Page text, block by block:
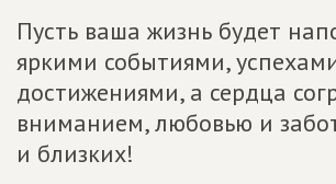
Пусть ваша жизнь будет
яркими событиями,
достижениями, а сердца
вниманием, любовью и
и близких!